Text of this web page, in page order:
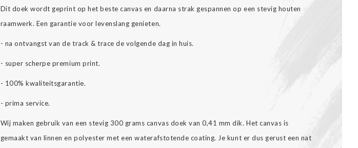
Dit doek wordt geprint op het beste canvas en daarna strak gespannen op een stevig houten
raamwerk. Een garantie voor levenslang genieten.
- na ontvangst van de track & trace de volgende dag in huis.
- super scherpe premium print.
- 100% kwaliteitsgarantie.
- prima service.
Wij maken gebruik van een stevig 300 grams canvas doek van 0,41 mm dik. Het canvas is
gemaakt van linnen en polyester met een waterafstotende coating. Je kunt er dus gerust een nat